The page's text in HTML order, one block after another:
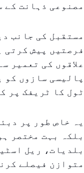
مصنوعی ذہانت کے
مستقبل کی جانب
فرصتیں پیش کرتی
علاقوں کی تعمیر
پالیسی سازوں کو
ٹول کا ٹریفک پر
یہ خاص طور پر
بلکہ بہت مختصر
بلدیات، ریل
متوازن فیصلے